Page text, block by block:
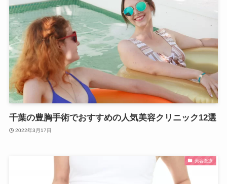
千葉の豊胸手術でおすすめの人気美容クリニック12選
2022年3月17日
美容医療